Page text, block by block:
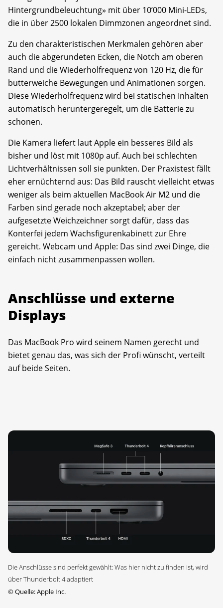
Hintergrundbeleuchtung» mit über 10’000 Mini-LEDs,
die in über 2500 lokalen Dimmzonen angeordnet sind.
Zu den charakteristischen Merkmalen gehören aber
auch die abgerundeten Ecken, die Notch am oberen
Rand und die Wiederholfrequenz von 120 Hz, die für
butterweiche Bewegungen und Animationen sorgen.
Diese Wiederholfrequenz wird bei statischen Inhalten
automatisch heruntergeregelt, um die Batterie zu
schonen.
Die Kamera liefert laut Apple ein besseres Bild als
bisher und löst mit 1080p auf. Auch bei schlechten
Lichtverhältnissen soll sie punkten. Der Praxistest fällt
eher ernüchternd aus: Das Bild rauscht vielleicht etwas
weniger als beim aktuellen MacBook Air M2 und die
Farben sind gerade noch akzeptabel; aber der
aufgesetzte Weichzeichner sorgt dafür, dass das
Konterfei jedem Wachsfigurenkabinett zur Ehre
gereicht. Webcam und Apple: Das sind zwei Dinge, die
einfach nicht zusammenpassen wollen.
Anschlüsse und externe
Displays
Das MacBook Pro wird seinem Namen gerecht und
bietet genau das, was sich der Profi wünscht, verteilt
auf beide Seiten.
Die Anschlüsse sind perfekt gewählt: Was hier nicht zu finden ist, wird
über Thunderbolt 4 adaptiert
©Quelle: Apple Inc.